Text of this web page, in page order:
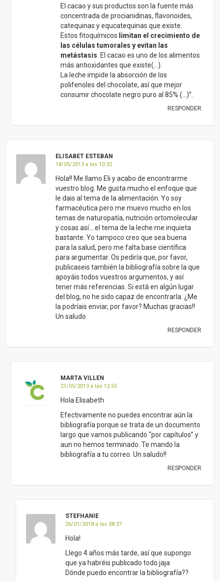
ELISABET ESTEBAN
18/05/2013 a las 10:32
Hola!! Me llamo Eli y acabo de encontrarme
vuestro blog. Me gusta mucho el enfoque que
le dais al tema de la alimentación. Yo soy
farmacéutica pero me muevo mucho en los
temas de naturopatía, nutrición ortomolecular
y cosas así….el tema de la leche me inquieta
bastante. Yo tampoco creo que sea buena
para la salud, pero me falta base científica
publicaseis también la bibliografía sobre la que
del blog, no he sido capaz de encontrarla. ¿Me
la podríais enviar, por favor? Muchas gracias!!
Un saludo
RESPONDER
MARTA VILLEN
21/05/2013 a las 12:55
Hola Elisabeth
Efectivamente no puedes encontrar aún la
bibliografía porque se trata de un documento
largo que vamos publicando “por capítulos” y
aun no hemos terminado. Te mando la
bibliografía a tu correo. Un saludo!!
RESPONDER
STEFHANIE
26/01/2018 a las 08:37
Hola!
Llego 4 años más tarde, así que supongo
que ya habréis publicado todo jaja
Dónde puedo encontrar la bibliografía??
Un saludo!
29/01/2018 a las 13:36
puedes encontrar. Saludos.
RESPONDER